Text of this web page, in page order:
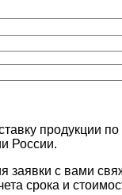
продукции по
России.
заявки с вами
срока и